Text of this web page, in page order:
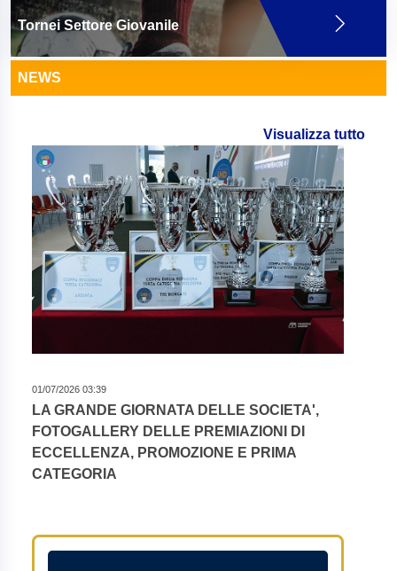
Tornei Settore Giovanile
NEWS
Visualizza tutto
01/07/2026 03:39
LA GRANDE GIORNATA DELLE SOCIETA',
FOTOGALLERY DELLE PREMIAZIONI DI
ECCELLENZA, PROMOZIONE E PRIMA
CATEGORIA